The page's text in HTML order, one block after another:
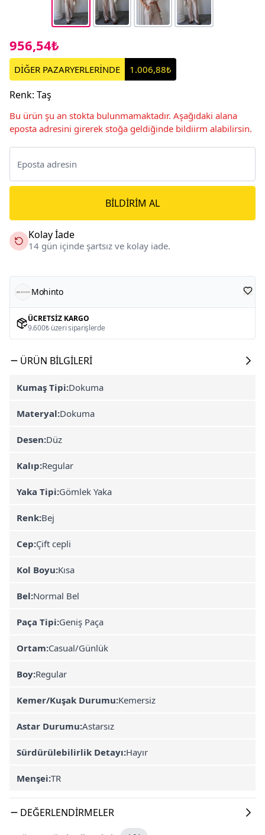
956,54₺
DİĞER PAZARYERLERİNDE 1.006,88₺
Renk: Taş
Bu ürün şu an stokta bulunmamaktadır. Aşağıdaki alana
eposta adresini girerek stoğa geldiğinde bildiirm alabilirsin.
BILDIRIM AL
Kolay İade
14 gün içinde şartsız ve kolay iade.
Mohinto
ÜCRETSIZ KARGO
9.600₺ üzeri siparişlerde
ÜRÜN BILGILERI
Kumaş Tipi:Dokuma
Materyal:Dokuma
Desen:Düz
Kalıp:Regular
Yaka Tipi:Gömlek Yaka
Renk:Bej
Cep:Çift cepli
Kol Boyu:Kısa
Bel:Normal Bel
Paça Tipi:Geniş Paça
Ortam:Casual/Günlük
Boy:Regular
Kemer/Kuşak Durumu:Kemersiz
Astar Durumu:Astarsız
Sürdürülebilirlik Detayı:Hayır
Menşei:TR
DEĞERLENDIRMELER